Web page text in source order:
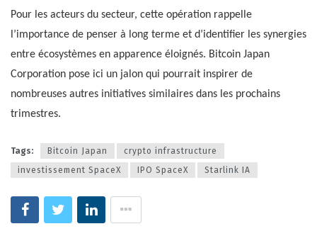
Pour les acteurs du secteur, cette opération rappelle
l’importance de penser à long terme et d’identifier les synergies
entre écosystèmes en apparence éloignés. Bitcoin Japan
Corporation pose ici un jalon qui pourrait inspirer de
nombreuses autres initiatives similaires dans les prochains
trimestres.
Tags: Bitcoin Japan
crypto infrastructure
investissement SpaceX
IPO SpaceX Starlink IA